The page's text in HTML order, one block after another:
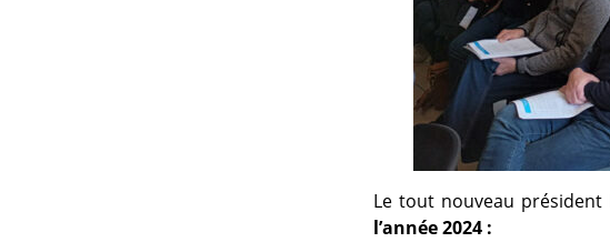
Le tout nouveau président
l’année 2024 :